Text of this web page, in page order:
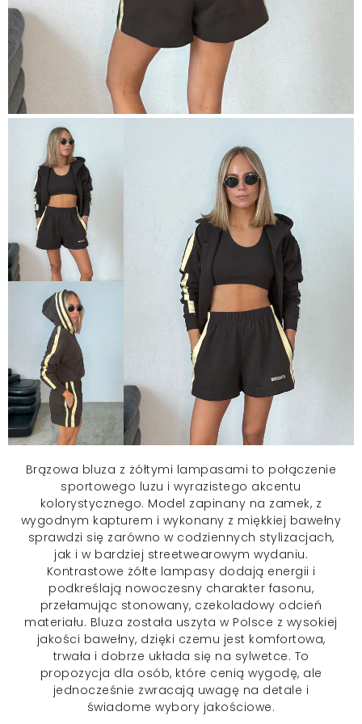
Brązowa bluza z żółtymi lampasami to połączenie
sportowego luzu i wyrazistego akcentu
kolorystycznego. Model zapinany na zamek, z
wygodnym kapturem i wykonany z miękkiej bawełny
sprawdzi się zarówno w codziennych stylizacjach,
jak i w bardziej streetwearowym wydaniu.
Kontrastowe żółte lampasy dodają energii i
podkreślają nowoczesny charakter fasonu,
przełamując stonowany, czekoladowy odcień
materiału. Bluza została uszyta w Polsce z wysokiej
jakości bawełny, dzięki czemu jest komfortowa,
trwała i dobrze układa się na sylwetce. To
propozycja dla osób, które cenią wygodę, ale
jednocześnie zwracają uwagę na detale i
świadome wybory jakościowe.